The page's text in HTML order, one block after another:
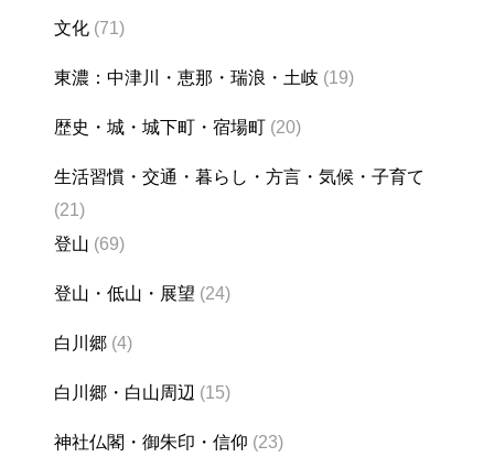
文化 (71)
東濃：中津川・恵那・瑞浪・土岐 (19)
歴史・城・城下町・宿場町 (20)
生活習慣・交通・暮らし・方言・気候・子育て
(21)
登山 (69)
登山・低山・展望 (24)
白川郷 (4)
白川郷・白山周辺 (15)
神社仏閣・御朱印・信仰 (23)